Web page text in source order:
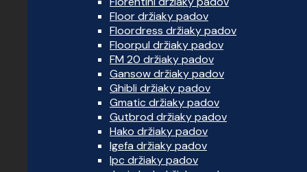
Floor držiaky padov
Floordress držiaky padov
Floorpul držiaky padov
FM 20 držiaky padov
Gansow držiaky padov
Ghibli držiaky padov
Gmatic držiaky padov
Gutbrod držiaky padov
Hako držiaky padov
Igefa držiaky padov
Ipc držiaky padov